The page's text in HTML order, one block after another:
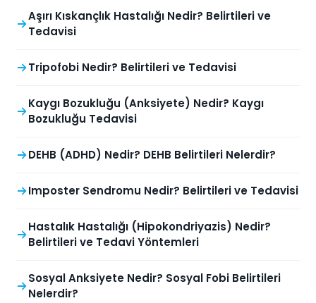
Aşırı Kıskançlık Hastalığı Nedir? Belirtileri ve
Tedavisi
Tripofobi Nedir? Belirtileri ve Tedavisi
Kaygı Bozukluğu (Anksiyete) Nedir? Kaygı
Bozukluğu Tedavisi
DEHB (ADHD) Nedir? DEHB Belirtileri Nelerdir?
Imposter Sendromu Nedir? Belirtileri ve Tedavisi
Hastalık Hastalığı (Hipokondriyazis) Nedir?
Belirtileri ve Tedavi Yöntemleri
Sosyal Anksiyete Nedir? Sosyal Fobi Belirtileri
Nelerdir?